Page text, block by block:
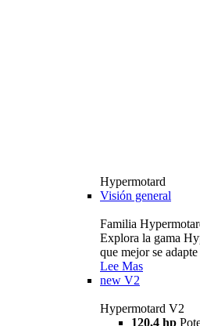
Hypermotard
Visión general
Familia
Explora la gama
que mejor se
Lee Mas
new V2
Hypermotard V2
120,4 hp